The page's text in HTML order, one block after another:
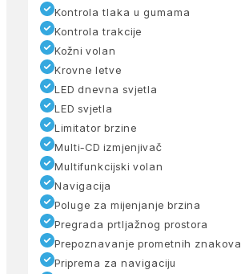
Kontrola tlaka u gumama
Kontrola trakcije
Kožni volan
Krovne letve
LED dnevna svjetla
LED svjetla
Limitator brzine
Multi-CD izmjenjivač
Multifunkcijski volan
Navigacija
Poluge za mijenjanje brzina
Pregrada prtljažnog prostora
Prepoznavanje prometnih znakova
Priprema za navigaciju